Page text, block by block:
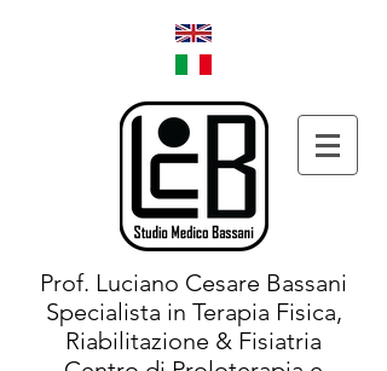
Prof. Luciano Cesare Bassani
Specialista in Terapia Fisica,
Riabilitazione & Fisiatria